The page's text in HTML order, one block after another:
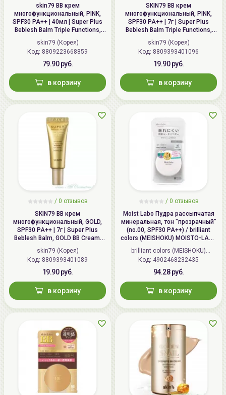
skin79 ВВ крем
многофункциональный, PINK,
SPF30 PA++ | 40мл | Super Plus
Beblesh Balm Triple Functions,
PINK BB Cream, SPF30 PA++
skin79 (Корея)
Код: 8809223668859
79.90 руб.
в корзину
SKIN79 ВВ крем
многофункциональный, PINK,
SPF30 PA++ | 7г | Super Plus
Beblesh Balm Triple Functions,
PINK BB Cream, SPF30 PA++
skin79 (Корея)
Код: 8809393401096
19.90 руб.
в корзину
/ 0 отзывов
SKIN79 ВВ крем
многофункциональный, GOLD,
SPF30 PA++ | 7г | Super Plus
Beblesh Balm, GOLD BB Cream,
SPF30 PA++
skin79 (Корея)
Код: 8809393401089
19.90 руб.
в корзину
/ 0 отзывов
Moist Labo Пудра рассыпчатая
минеральная, тон "прозрачный"
(no.00, SPF30 PA++) / brilliant
colors (MEISHOKU) MOISTO-LABO
BB MINERAL FOUNDATION
brilliant colors (MEISHOKU)
(Япония)
Код: 4902468232435
94.28 руб.
в корзину